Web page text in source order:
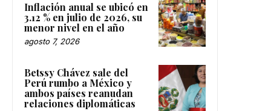
Inflación anual se ubicó en
3.12 % en julio de 2026, su
menor nivel en el año
agosto 7, 2026
Betssy Chávez sale del
Perú rumbo a México y
ambos países reanudan
relaciones diplomáticas